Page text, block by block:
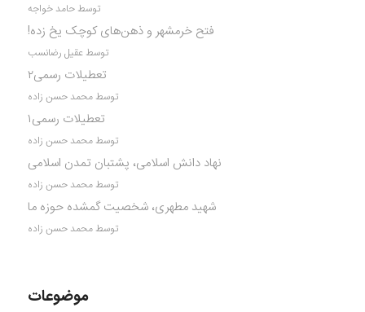
توسط حامد خواجه
فتح خرمشهر و ذهن‌های کوچک یخ زده!
توسط عقیل رضانسب
تعطیلات رسمی۲
توسط محمد حسن زاده
تعطیلات رسمی۱
توسط محمد حسن زاده
نهاد دانش اسلامی، پشتبان تمدن اسلامی
توسط محمد حسن زاده
شهید مطهری، شخصیت گمشده حوزه ما
توسط محمد حسن زاده
موضوعات